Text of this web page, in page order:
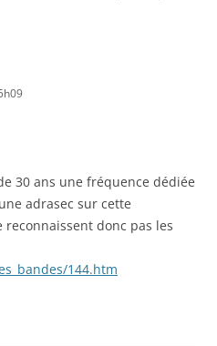
30 ans une fréquence dédiée
adrasec sur cette
reconnaissent donc pas les
144.htm